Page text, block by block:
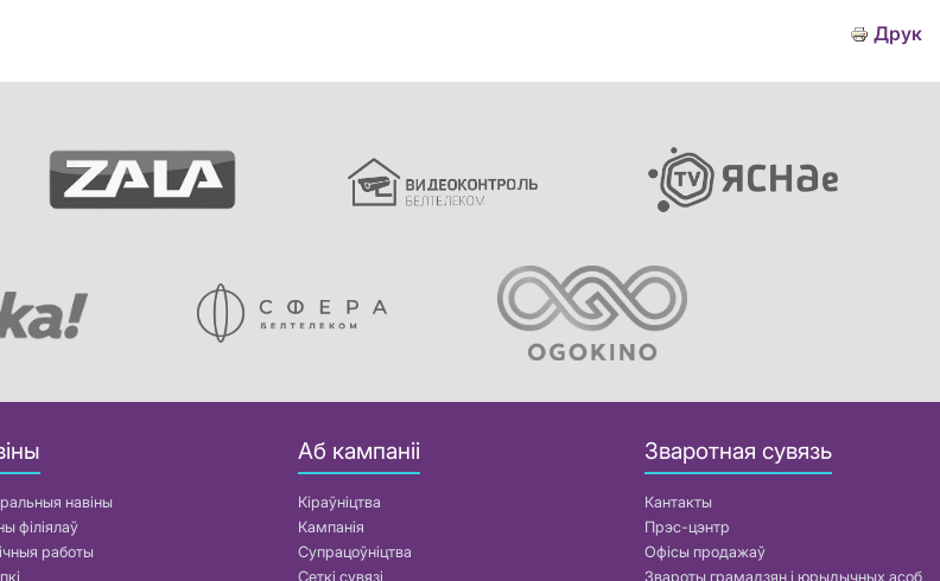
Друк
навіны
філіялаў
работы
Аб кампаніі
Кіраўніцтва
Кампанія
Супрацоўніцтва
Сеткі сувязі
Зваротная сувязь
Кантакты
Прэс-цэнтр
Офісы продажаў
Звароты грамадзян і юрыдычных асоб